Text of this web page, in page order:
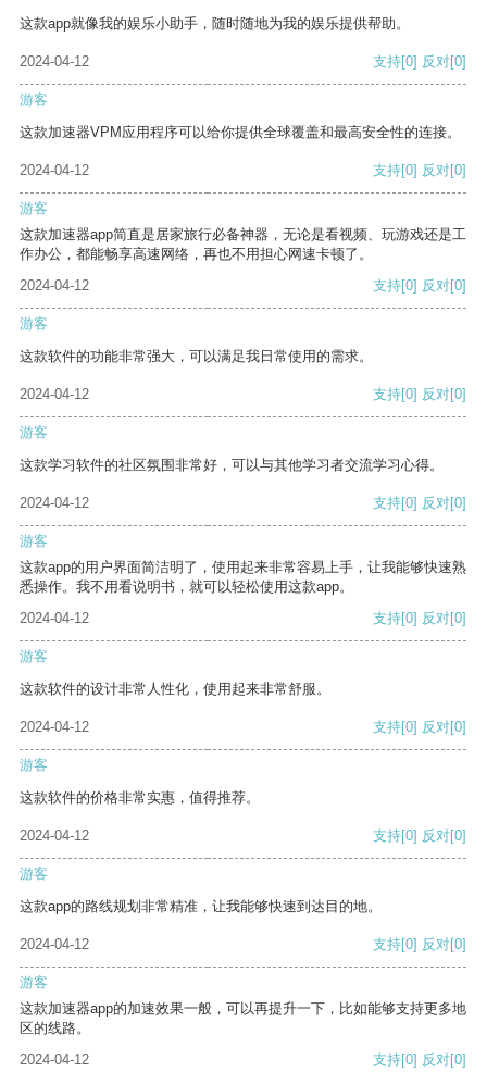
这款app就像我的娱乐小助手，随时随地为我的娱乐提供帮助。
2024-04-12 支持[0] 反对[0]
游客
这款加速器VPM应用程序可以给你提供全球覆盖和最高安全性的连接。
2024-04-12 支持[0] 反对[0]
游客
这款加速器app简直是居家旅行必备神器，无论是看视频、玩游戏还是工
作办公，都能畅享高速网络，再也不用担心网速卡顿了。
2024-04-12
支持[0] 反对[0]
游客
这款软件的功能非常强大，可以满足我日常使用的需求。
2024-04-12 支持[0] 反对[0]
游客
这款学习软件的社区氛围非常好，可以与其他学习者交流学习心得。
2024-04-12 支持[0] 反对[0]
游客
这款app的用户界面简洁明了，使用起来非常容易上手，让我能够快速熟
悉操作。我不用看说明书，就可以轻松使用这款app。
2024-04-12
支持[0] 反对[0]
游客
这款软件的设计非常人性化，使用起来非常舒服。
2024-04-12 支持[0] 反对[0]
游客
这款软件的价格非常实惠，值得推荐。
2024-04-12 支持[0] 反对[0]
游客
这款app的路线规划非常精准，让我能够快速到达目的地。
2024-04-12 支持[0] 反对[0]
游客
这款加速器app的加速效果一般，可以再提升一下，比如能够支持更多地
区的线路。
2024-04-12
支持[0] 反对[0]